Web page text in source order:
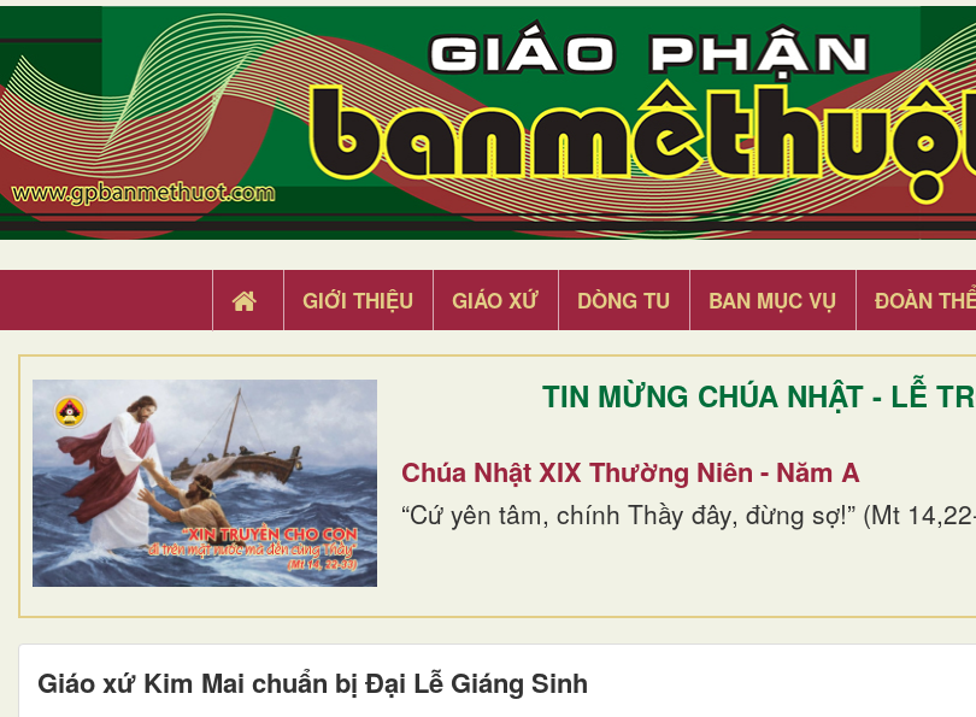
GIỚI THIỆU GIÁO XỨ DÒNG TU BAN MỤC VỤ ĐOÀN
TIN MỪNG CHÚA NHẬT - LỄ
Chúa Nhật XIX Thường Niên - Năm A
“Cứ yên tâm, chính Thầy đây, đừng sợ!” (Mt
Giáo xứ Kim Mai chuẩn bị Đại Lễ Giáng Sinh